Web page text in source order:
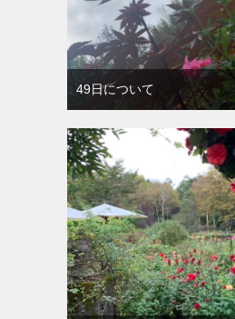
49日について